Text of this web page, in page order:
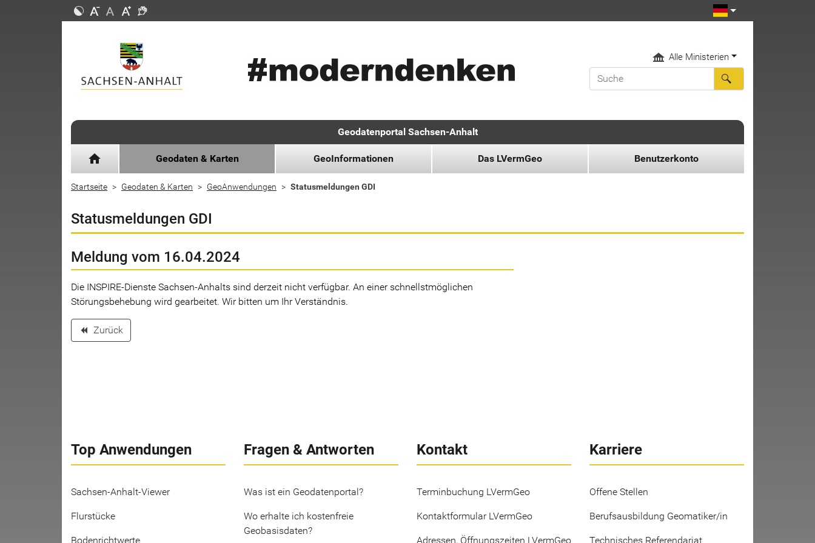
Alle Ministerien
Geodatenportal Sachsen-Anhalt
home Geodaten & Karten GeoInformationen Das LVermGeo Benutzerkonto
Startseite Geodaten & Karten GeoAnwendungen Statusmeldungen GDI
Statusmeldungen GDI
Meldung vom 16.04.2024
Die INSPIRE-Dienste Sachsen-Anhalts sind derzeit nicht verfügbar. An einer schnellstmöglichen
Störungsbehebung wird gearbeitet. Wir bitten um Ihr Verständnis.
backward Zurück
Top Anwendungen
Sachsen-Anhalt-Viewer
Flurstücke
Bodenrichtwerte
Fragen & Antworten
Was ist ein Geodatenportal?
Wo erhalte ich kostenfreie
Geobasisdaten?
Kontakt
Terminbuchung LVermGeo
Kontaktformular LVermGeo
Adressen, Öffnungszeiten LVermGeo
Karriere
Offene Stellen
Berufsausbildung Geomatiker/in
Technisches Referendariat